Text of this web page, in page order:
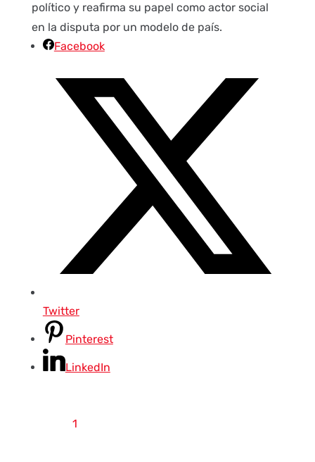
político y reafirma su papel como actor social
en la disputa por un modelo de país.
Facebook
Twitter
Pinterest
LinkedIn
1